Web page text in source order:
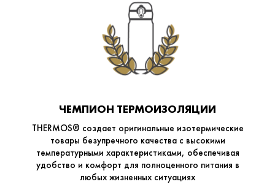
ЧЕМПИОН ТЕРМОИЗОЛЯЦИИ
THERMOS® создает оригинальные изотермические
товары безупречного качества с высокими
температурными характеристиками, обеспечивая
удобство и комфорт для полноценного питания в
любых жизненных ситуациях